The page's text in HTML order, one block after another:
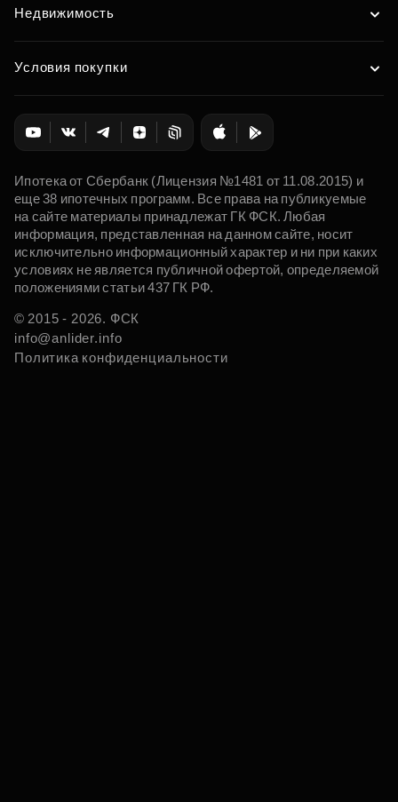
Недвижимость
Условия покупки
Ипотека от Сбербанк (Лицензия №1481 от 11.08.2015) и
еще 38 ипотечных программ. Все права на публикуемые
на сайте материалы принадлежат ГК ФСК. Любая
информация, представленная на данном сайте, носит
исключительно информационный характер и ни при каких
условиях не является публичной офертой, определяемой
положениями статьи 437 ГК РФ.
© 2015 - 2026. ФСК
info@anlider.info
Политика конфиденциальности